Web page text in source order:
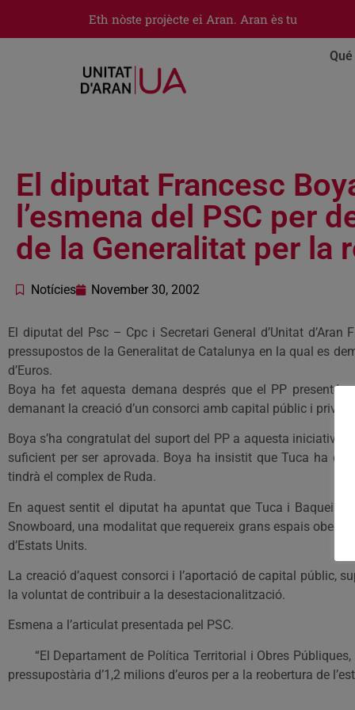
Eth nòste projècte ei Aran. Aran ès tu
El diputat Francesc
l’esmena del PSC per
de la Generalitat per la
Notícies November 30, 2002
El diputat del Psc – Cpc i Secretari General d’Unitat
pressupostos de la Generalitat de Catalunya en la qual es
d’Euros.
Boya ha fet aquesta demana després que el PP
demanant la creació d’un consorci amb capital públic i privat
Boya s’ha congratulat del suport del PP a aquesta
suficient per ser aprovada. Boya ha insistit que Tuca ha
tindrà el complex de Ruda.
En aquest sentit el diputat ha apuntat que Tuca i Baqueira
Snowboard, una modalitat que requereix grans espais
d’Estats Units.
La creació d’aquest consorci i l’aportació de capital públic,
la voluntat de contribuir a la desestacionalització.
Esmena a l’articulat presentada pel PSC.
“El Departament de Política Territorial i Obres Públiques,
pressupostària d’1,2 milions d’euros per a la reobertura de